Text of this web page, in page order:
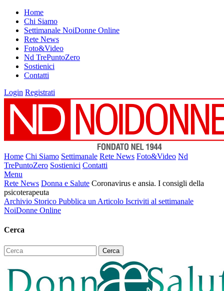
Home
Chi Siamo
Settimanale NoiDonne Online
Rete News
Foto&Video
Nd TrePuntoZero
Sostienici
Contatti
Login Registrati
Home Chi Siamo Settimanale Rete News Foto&Video Nd
TrePuntoZero Sostienici Contatti
Menu
Rete News Donna e Salute Coronavirus e ansia. I consigli della
psicoterapeuta
Archivio Storico Pubblica un Articolo Iscriviti al settimanale
NoiDonne Online
Cerca